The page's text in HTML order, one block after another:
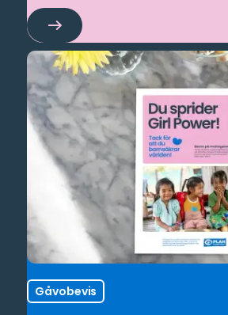
Skicka
fler
gåvokort
Gåvobevis